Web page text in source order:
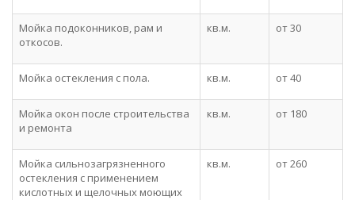
Мойка подоконников, рам и
откосов.
кв.м. от 30
Мойка остекления с пола. кв.м. от 40
Мойка окон после строительства
и ремонта
кв.м. от 180
Мойка сильнозагрязненного
остекления с применением
кислотных и щелочных моющих
кв.м. от 260